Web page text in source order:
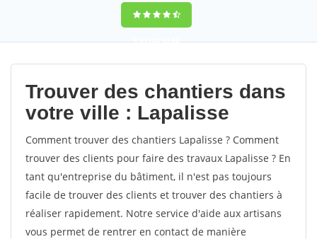
9,5(100%)60
votes
Trouver des chantiers dans
votre ville : Lapalisse
Comment trouver des chantiers Lapalisse ? Comment
trouver des clients pour faire des travaux Lapalisse ? En
tant qu'entreprise du bâtiment, il n'est pas toujours
facile de trouver des clients et trouver des chantiers à
réaliser rapidement. Notre service d'aide aux artisans
vous permet de rentrer en contact de manière